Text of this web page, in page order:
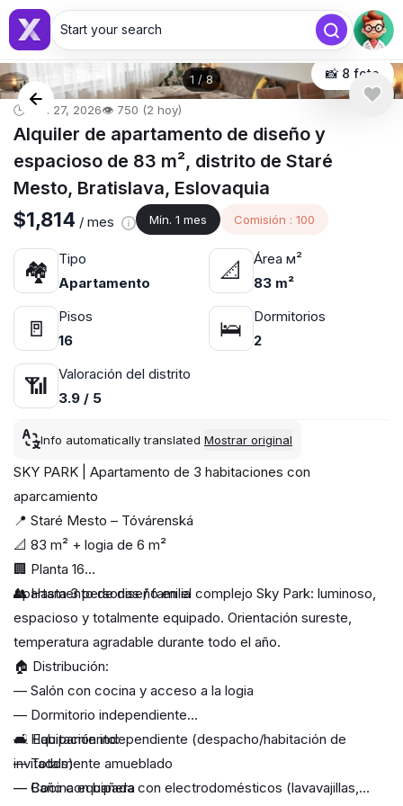
Start your search
1 /8 📸 8 foto
🕒 abr. 27, 2026👁️ 750 (2 hoy)
Alquiler de apartamento de diseño y
espacioso de 83 m², distrito de Staré
Mesto, Bratislava, Eslovaquia
$1,814 / mes Mín. 1 mes Comisión : 100
🏘
Tipo
Apartamento
📐
Área м²
83 m²
🚪
Pisos
16
🛌
Dormitorios
2
📶
Valoración del distrito
3.9 / 5
Info automatically translated Mostrar original
SKY PARK | Apartamento de 3 habitaciones con
aparcamiento
📍 Staré Mesto – Tóvárenská
📐 83 m² + logia de 6 m²
🏢 Planta 16
👥 Hasta 3 personas / familia
Apartamento de diseño en el complejo Sky Park: luminoso,
espacioso y totalmente equipado. Orientación sureste,
temperatura agradable durante todo el año.
🏠 Distribución:
— Salón con cocina y acceso a la logia
— Dormitorio independiente
— Habitación independiente (despacho/habitación de
invitados)
— Baño con bañera
🛋 Equipamiento:
— Totalmente amueblado
— Cocina equipada con electrodomésticos (lavavajillas,